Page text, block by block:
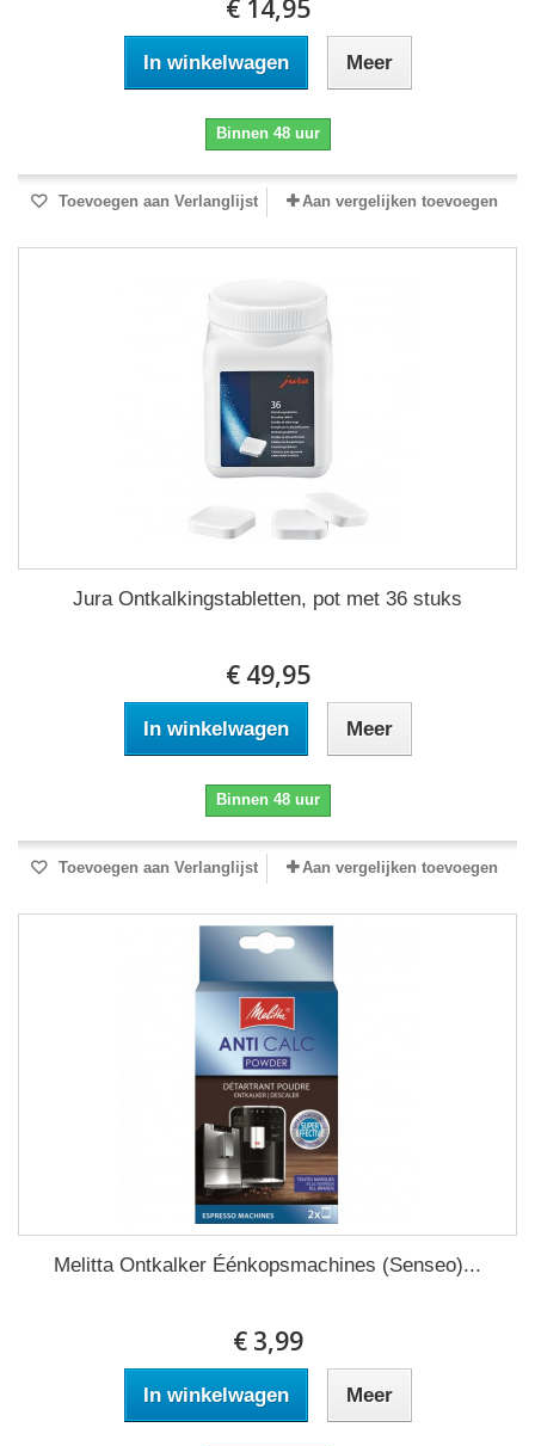
€ 14,95
In winkelwagen Meer
Binnen 48 uur
Toevoegen aan Verlanglijst Aan vergelijken toevoegen
Jura Ontkalkingstabletten, pot met 36 stuks
€ 49,95
In winkelwagen Meer
Binnen 48 uur
Toevoegen aan Verlanglijst Aan vergelijken toevoegen
Melitta Ontkalker Éénkopsmachines (Senseo)...
€ 3,99
In winkelwagen Meer